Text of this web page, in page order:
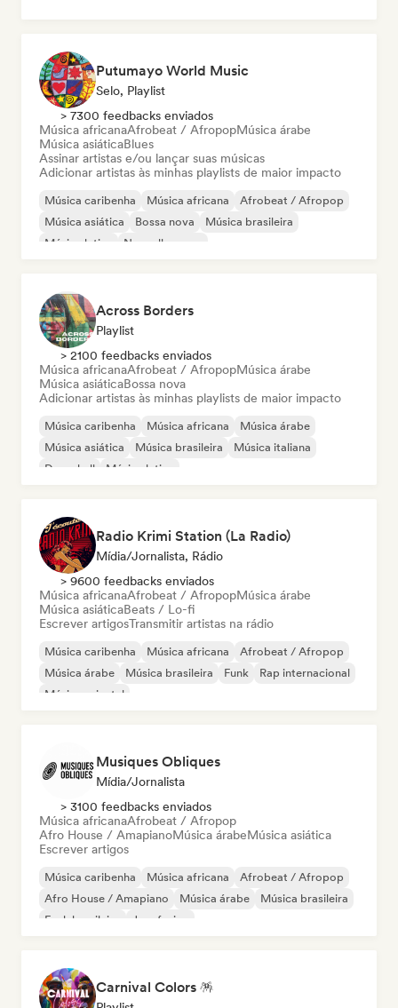
Putumayo World Music
Selo, Playlist
> 7300 feedbacks enviados
Música africanaAfrobeat / AfropopMúsica árabe
Música asiáticaBlues
Assinar artistas e/ou lançar suas músicas
Adicionar artistas às minhas playlists de maior impacto
Música caribenha Música africana
Afrobeat / Afropop
Música asiática
Bossa nova
Música brasileira
Música latina
Nouvelle scene
Across Borders
Playlist
> 2100 feedbacks enviados
Música africanaAfrobeat / AfropopMúsica árabe
Música asiáticaBossa nova
Adicionar artistas às minhas playlists de maior impacto
Música caribenha Música africana
Música árabe
Música asiática
Música brasileira
Música italiana
Dancehall
Música latina
Radio Krimi Station (La Radio)
Mídia/Jornalista, Rádio
> 9600 feedbacks enviados
Música africanaAfrobeat / AfropopMúsica árabe
Música asiáticaBeats / Lo-fi
Escrever artigosTransmitir artistas na rádio
Música caribenha Música africana
Afrobeat / Afropop
Música árabe
Música brasileira Funk
Rap internacional
Música oriental
Musiques Obliques
Mídia/Jornalista
> 3100 feedbacks enviados
Música africanaAfrobeat / Afropop
Afro House / AmapianoMúsica árabeMúsica asiática
Escrever artigos
Música caribenha Música africana
Afrobeat / Afropop
Afro House / Amapiano
Música árabe
Música brasileira
Funk brasileiro
Jazz fusion
Carnival Colors 🪅